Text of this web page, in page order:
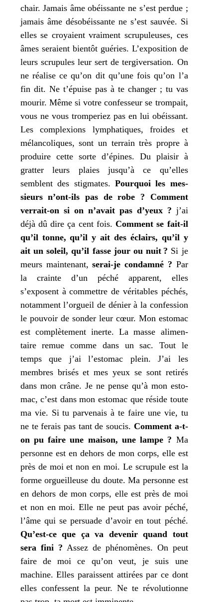
chair. Jamais âme obéis­sante ne s’est per­due ;
jamais âme déso­béis­sante ne s’est sau­vée. Si
elles se croyaient vrai­ment scru­pu­leuses, ces
âmes seraient bien­tôt gué­ries. L’exposition de
leurs scru­pules leur sert de ter­gi­ver­sa­tion. On
ne réa­lise ce qu’on dit qu’une fois qu’on l’a
fin dit. Ne t’épuise pas à techan­ger ; tu vas
mou­rir. Même si votre confes­seur se trom­pait,
vous ne vous trom­pe­riez pas en lui obéis­sant.
Les com­plexions lym­pha­tiques, froides et
mélan­co­liques, sont un ter­rain très propre à
pro­duire cette sorte d’épines. Du plai­sir à
grat­ter leurs plaies jusqu’à ce qu’elles
semblent des stig­mates. Pourquoi les mes­
sieurs n’ont-ils pas de robe ? Comment
ver­rait-on si on n’avait pas d’yeux ? j’ai
déjà dû dire ça cent fois.Comment se fait-il
qu’il tonne, qu’il y ait des éclairs, qu’il y
ait un soleil, qu’il fasse jour ou nuit ? Si je
meurs main­te­nant,serai-je condam­né ? Par
la crainte d’un péché appa­rent, elles
s’exposent à com­mettre de véri­tables péchés,
notam­ment l’orgueil de dénier à la confes­sion
le pou­voir de son­der leur cœur. Mon esto­mac
est com­plè­te­ment inerte. La masse ali­men­
taire remue comme dans un sac. Tout le
temps que j’ai l’estomac plein.J’ai les
membres bri­sés etmes yeux se sont reti­rés
dans mon crâne. Jene pense qu’à mon esto­
mac, c’est dansmon esto­mac que réside toute
ma vie. Situ par­ve­nais àte faire une vie, tu
ne teferais pas tant de sou­cis. Comment a‑t-
on pu faire une mai­son, une lampe ? Ma
per­sonne est en dehors de mon corps, elle est
près de moi et non en moi. Le scru­pule est la
forme orgueilleuse du doute.Ma per­sonne est
en dehors demon corps, elle est près de moi
et non en moi. Elle ne peut pas avoir péché,
l’âme qui se per­suade d’avoir en tout péché.
Qu’est-ce que ça va deve­nir quand tout
sera fini ? Assez de phé­no­mènes. On peut
faire demoi ce qu’on veut,je suis une
machine. Elles paraissent atti­rées par ce dont
elles confessent la peur. Ne terévo­lu­tionne